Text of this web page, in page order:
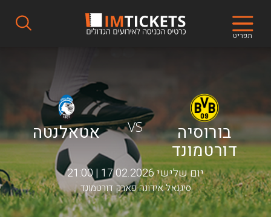
תפריט
בורוסיה
דורטמונד
VS אטאלנטה
יום שלישי 17.02.2026 | 21:00
סיגנאל אידונה פארק דורטמונד